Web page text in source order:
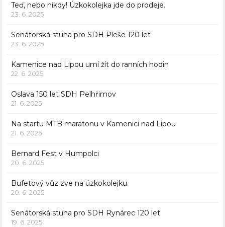
Teď, nebo nikdy! Úzkokolejka jde do prodeje.
23. 6. 2025
Senátorská stuha pro SDH Pleše 120 let
23. 6. 2025
Kamenice nad Lipou umí žít do ranních hodin
22. 6. 2025
Oslava 150 let SDH Pelhřimov
21. 6. 2025
Na startu MTB maratonu v Kamenici nad Lipou
21. 6. 2025
Bernard Fest v Humpolci
20. 6. 2025
Bufetový vůz zve na úzkokolejku
20. 6. 2025
Senátorská stuha pro SDH Rynárec 120 let
19. 6. 2025